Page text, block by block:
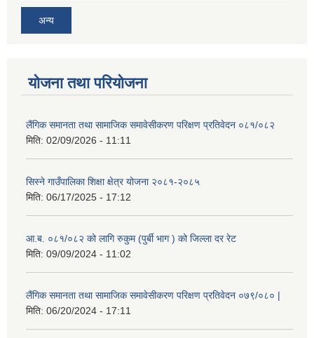
अन्य
योजना तथा परियोजना
लैंगिक समानता तथा सामाजिक समावेसीकरण परिक्षण प्रतिवेदन ०८१/०८२
मिति: 02/09/2026 - 11:11
सिस्ने गाउँपालिका शिक्षा क्षेत्र योजना २०८१-२०८५
मिति: 06/17/2025 - 17:12
आ.ब. ०८१/०८२ को लागि रुकुम (पुर्बी भाग ) को जिल्ला दर रेट
मिति: 09/09/2024 - 11:02
लैंगिक समानता तथा सामाजिक समावेसीकरण परिक्षण प्रतिवेदन ०७९/०८० |
मिति: 06/20/2024 - 17:11